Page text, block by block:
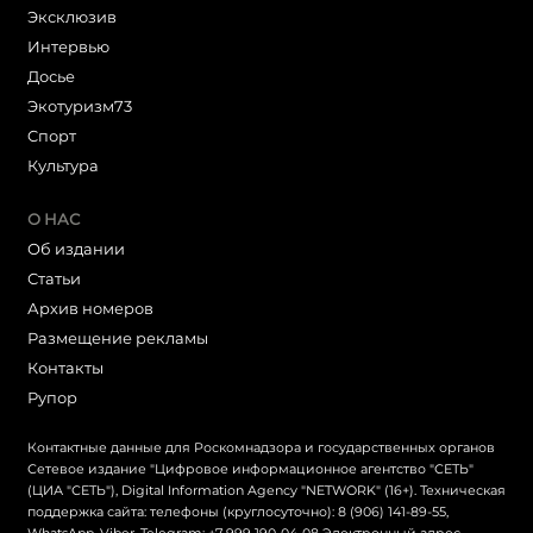
Эксклюзив
Интервью
Досье
Экотуризм73
Cпорт
Культура
О НАС
Об издании
Статьи
Архив номеров
Размещение рекламы
Контакты
Рупор
Контактные данные для Роскомнадзора и государственных органов
Сетевое издание "Цифровое информационное агентство "СЕТЬ"
(ЦИА "СЕТЬ"), Digital Information Agency "NETWORK" (16+). Техническая
поддержка сайта: телефоны (круглосуточно): 8 (906) 141-89-55,